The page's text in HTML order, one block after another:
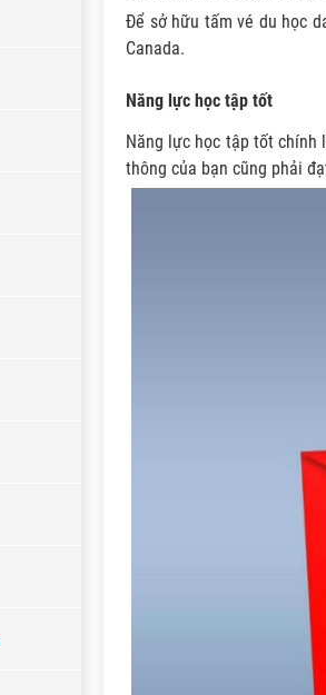
Để sở hữu tấm vé du học
Canada.
Năng lực học tập tốt
Năng lực học tập tốt chính
thông của bạn cũng phải